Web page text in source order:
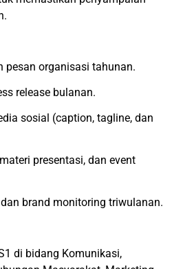
pesan organisasi tahunan.
release bulanan.
sosial (caption, tagline, dan
presentasi, dan event
brand monitoring triwulanan.
di bidang Komunikasi,